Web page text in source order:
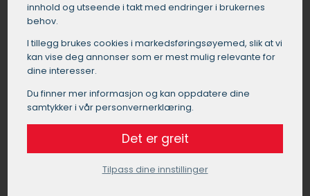
innhold og utseende i takt med endringer i brukernes
behov.
I tillegg brukes cookies i markedsførings­øyemed, slik at vi
kan vise deg annonser som er mest mulig relevante for
dine interesser.
Du finner mer informasjon og kan oppdatere dine
samtykker i vår personvernerklæring.
Det er greit
Tilpass dine innstillinger